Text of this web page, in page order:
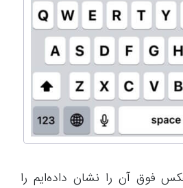
فوق آن را نشان داده‌ایم را